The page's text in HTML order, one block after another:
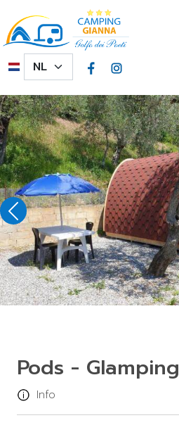
Overslaan en naar de inhoud gaan
Select your language
Pods - Glamping
Info